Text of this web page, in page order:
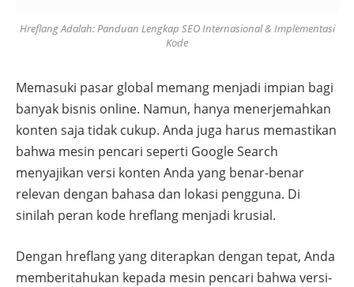
Hreflang Adalah: Panduan Lengkap SEO Internasional & Implementasi
Kode
Memasuki pasar global memang menjadi impian bagi
banyak bisnis online. Namun, hanya menerjemahkan
konten saja tidak cukup. Anda juga harus memastikan
bahwa mesin pencari seperti Google Search
menyajikan versi konten Anda yang benar-benar
relevan dengan bahasa dan lokasi pengguna. Di
sinilah peran kode hreflang menjadi krusial.
Dengan hreflang yang diterapkan dengan tepat, Anda
memberitahukan kepada mesin pencari bahwa versi-